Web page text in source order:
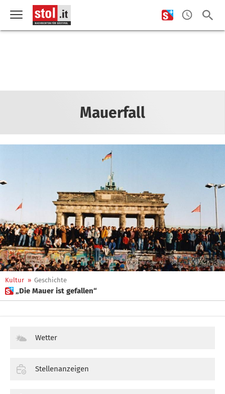
Mauerfall
Kultur » Geschichte
 „Die Mauer ist gefallen“
Wetter
Stellenanzeigen